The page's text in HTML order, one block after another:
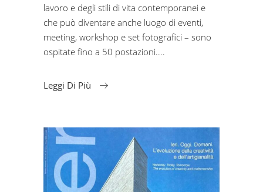
lavoro e degli stili di vita contemporanei e
che può diventare anche luogo di eventi,
meeting, workshop e set fotografici – sono
ospitate fino a 50 postazioni.
Leggi Di Più